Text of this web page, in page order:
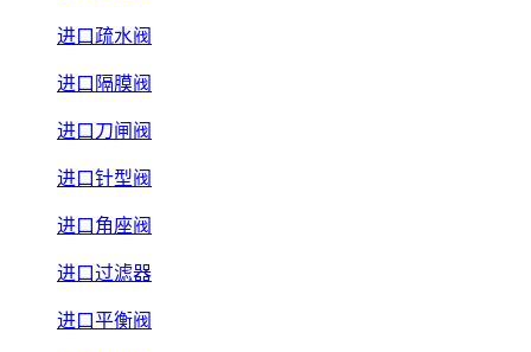
进口疏水阀
进口隔膜阀
进口刀闸阀
进口针型阀
进口角座阀
进口过滤器
进口平衡阀